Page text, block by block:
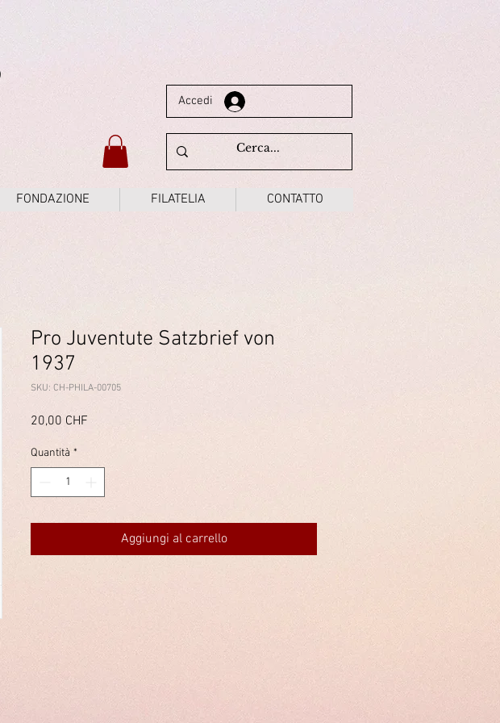
Accedi
FONDAZIONE FILATELIA CONTATTO
Pro Juventute Satzbrief von
1937
SKU: CH-PHILA-00705
20,00 CHF
Quantità *
Aggiungi al carrello